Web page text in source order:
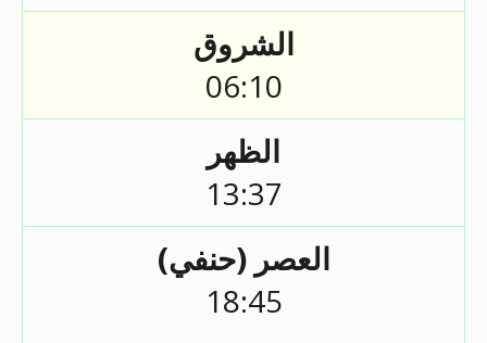
الشروق
06:10
الظهر
13:37
العصر (حنفي)
18:45